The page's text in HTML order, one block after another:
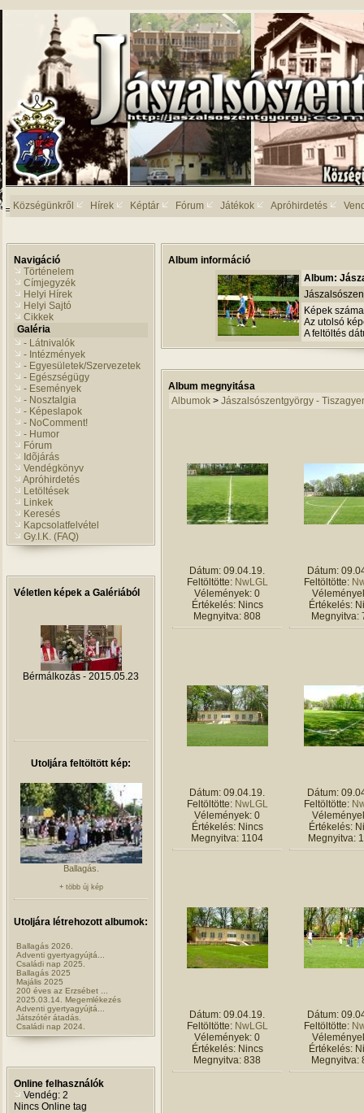
Községünkről Hírek Képtár Fórum Játékok Apróhirdetés
Navigáció
Történelem
Címjegyzék
Helyi Hírek
Helyi Sajtó
Cikkek
Galéria
- Látnivalók
- Intézmények
- Egyesületek/Szervezetek
- Egészségügy
- Események
- Nosztalgia
- Képeslapok
- NoComment!
- Humor
Fórum
Idõjárás
Vendégkönyv
Apróhirdetés
Letöltések
Linkek
Keresés
Kapcsolatfelvétel
Gy.I.K. (FAQ)
Véletlen képek a Galériából
Bérmálkozás - 2015.05.23
Utoljára feltöltött kép:
Ballagás.
+ több új kép
Utoljára létrehozott albumok:
Ballagás 2026.
Adventi gyertyagyújtá...
Családi nap 2025.
Ballagás 2025
Majális 2025
200 éves az Erzsébet ...
2025.03.14. Megemlékezés
Adventi gyertyagyújtá...
Játszótér átadás.
Családi nap 2024.
Online felhasználók
Vendég: 2
Nincs Online tag
Album információ
Album:
Képek
Az utolsó
A feltöltés
Album megnyitása
Albumok > Jászalsószentgyörgy -
Dátum: 09.04.19.
Feltöltötte: NwLGL
Vélemények: 0
Értékelés: Nincs
Megnyitva: 808
Dátum:
Feltöltötte:
Értékelés:
Megnyitva:
Dátum: 09.04.19.
Feltöltötte: NwLGL
Vélemények: 0
Értékelés: Nincs
Megnyitva: 1104
Dátum:
Feltöltötte:
Értékelés:
Megnyitva:
Dátum: 09.04.19.
Feltöltötte: NwLGL
Vélemények: 0
Értékelés: Nincs
Megnyitva: 838
Dátum:
Feltöltötte:
Értékelés:
Megnyitva: